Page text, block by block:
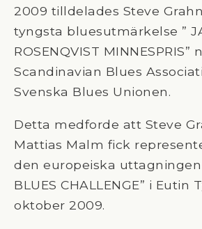
2009 tilldelades Steve
tyngsta bluesutmärkelse ”
ROSENQVIST
Scandinavian Blues
Svenska Blues Unionen.
Detta medforde att Steve
Mattias Malm fick
den europeiska uttagningen
BLUES CHALLENGE” i Eutin
oktober 2009.